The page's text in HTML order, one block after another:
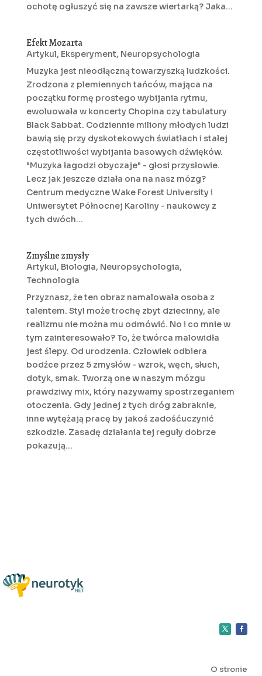
ochotę ogłuszyć się na zawsze wiertarką? Jaka...
Efekt Mozarta
Artykul, Eksperyment, Neuropsychologia
Muzyka jest nieodłączną towarzyszką ludzkości.
Zrodzona z plemiennych tańców, mająca na
początku formę prostego wybijania rytmu,
ewoluowała w koncerty Chopina czy tabulatury
Black Sabbat. Codziennie miliony młodych ludzi
bawią się przy dyskotekowych światłach i stałej
częstotliwości wybijania basowych dźwięków.
"Muzyka łagodzi obyczaje" - głosi przysłowie.
Lecz jak jeszcze działa ona na nasz mózg?
Centrum medyczne Wake Forest University i
Uniwersytet Północnej Karoliny - naukowcy z
tych dwóch...
Zmyślne zmysły
Artykul, Biologia, Neuropsychologia,
Technologia
Przyznasz, że ten obraz namalowała osoba z
talentem. Styl może trochę zbyt dziecinny, ale
realizmu nie można mu odmówić. No i co mnie w
tym zainteresowało? To, że twórca malowidła
jest ślepy. Od urodzenia. Człowiek odbiera
bodźce przez 5 zmysłów - wzrok, węch, słuch,
dotyk, smak. Tworzą one w naszym mózgu
prawdziwy mix, który nazywamy spostrzeganiem
otoczenia. Gdy jednej z tych dróg zabraknie,
inne wytężają pracę by jakoś zadośćuczynić
szkodzie. Zasadę działania tej reguły dobrze
pokazują...
O stronie